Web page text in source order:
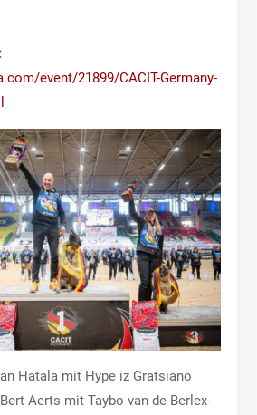
event/21899/CACIT-Germany-
Hatala mit Hype iz Gratsiano
Aerts mit Taybo van de Berlex-